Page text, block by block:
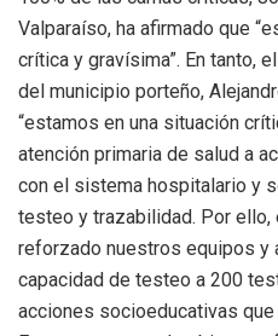
Valparaíso, ha afirmado que
crítica y gravísima”. En tanto,
del municipio porteño,
“estamos en una situación
atención primaria de salud a
con el sistema hospitalario y
testeo y trazabilidad. Por ello,
reforzado nuestros equipos y
capacidad de testeo a 200
acciones socioeducativas